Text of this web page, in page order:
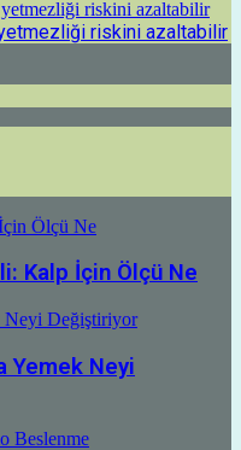
riskini azaltabilir
Ölçü Ne
Kalp İçin Ölçü Ne
Neyi Değiştiriyor
Yemek Neyi
Beslenme